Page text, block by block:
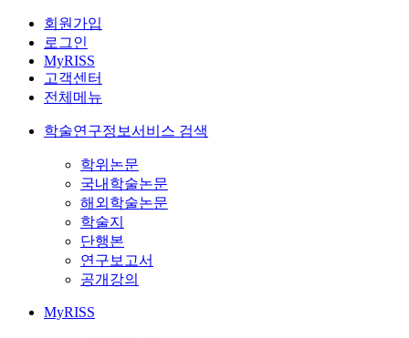
회원가입
로그인
MyRISS
고객센터
전체메뉴
학술연구정보서비스 검색
학위논문
국내학술논문
해외학술논문
학술지
단행본
연구보고서
공개강의
MyRISS